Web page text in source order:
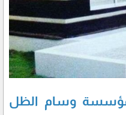
وسام الظل